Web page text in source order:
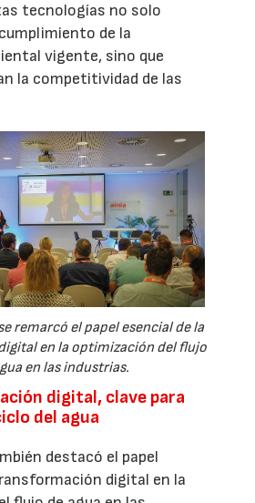
tecnologías no solo
de la
vigente, sino que
la competitividad de las
remarcó el papel esencial de la
en la optimización del flujo
en las industrias.
digital, clave para
del agua
destacó el papel
digital en la